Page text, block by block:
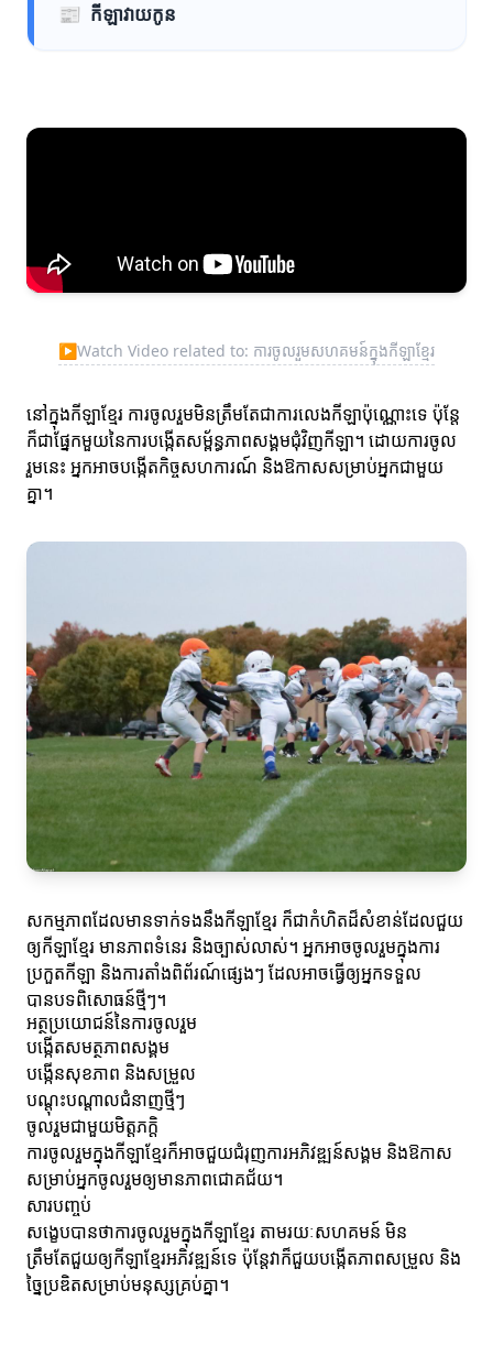
📰 កីឡាវាយកូន
▶Watch Video related to: ការចូលរួមសហគមន៍ក្នុងកីឡាខ្មែរ
នៅក្នុងកីឡាខ្មែរ ការចូលរួមមិនត្រឹមតែជាការលេងកីឡាប៉ុណ្ណោះទេ ប៉ុន្តែ
ក៏ជាផ្នែកមួយនៃការបង្កើតសម្ព័ន្ធភាពសង្គមជុំវិញកីឡា។ ដោយការចូល
រួមនេះ អ្នកអាចបង្កើតកិច្ចសហការណ៍ និងឱកាសសម្រាប់អ្នកជាមួយ
គ្នា។
សកម្មភាពដែលមានទាក់ទងនឹងកីឡាខ្មែរ ក៏ជាកំហិតដ៏សំខាន់ដែលជួយ
ឲ្យកីឡាខ្មែរ មានភាពទំនេរ និងច្បាស់លាស់។ អ្នកអាចចូលរួមក្នុងការ
ប្រកួតកីឡា និងការតាំងពិព័រណ៍ផ្សេងៗ ដែលអាចធ្វើឲ្យអ្នកទទួល
បានបទពិសោធន៍ថ្មីៗ។
អត្ថប្រយោជន៍នៃការចូលរួម
បង្កើតសមត្ថភាពសង្គម
បង្កើនសុខភាព និងសម្រួល
បណ្តុះបណ្តាលជំនាញថ្មីៗ
ចូលរួមជាមួយមិត្តភក្តិ
ការចូលរួមក្នុងកីឡាខ្មែរក៏អាចជួយជំរុញការអភិវឌ្ឍន៍សង្គម និងឱកាស
សម្រាប់អ្នកចូលរួមឲ្យមានភាពជោគជ័យ។
សារបញ្ចប់
សង្ខេបបានថាការចូលរួមក្នុងកីឡាខ្មែរ តាមរយៈសហគមន៍ មិន
ត្រឹមតែជួយឲ្យកីឡាខ្មែរអភិវឌ្ឍន៍ទេ ប៉ុន្តែវាក៏ជួយបង្កើតភាពសម្រួល និង
ច្នៃប្រឌិតសម្រាប់មនុស្សគ្រប់គ្នា។